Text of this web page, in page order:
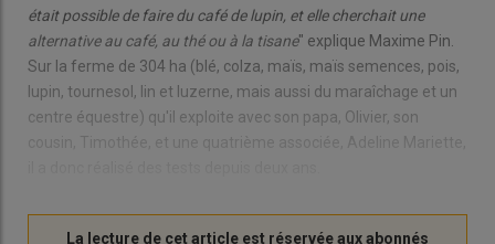
était possible de faire du café de lupin, et elle cherchait une
alternative au café, au thé ou à la tisane" explique Maxime Pin.
Sur la ferme de 304 ha (blé, colza, maïs, maïs semences, pois,
lupin, tournesol, lin et luzerne, mais aussi du maraîchage et un
centre équestre) qu'il exploite avec son papa, Olivier, son
cousin, Timothée, et une quatrième associée, Adeline Mariette,